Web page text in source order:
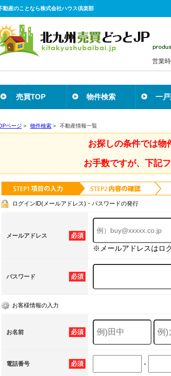
動産のことなら株式会社ハウス倶楽部
営業
売買TOP 物件検索 一
ページ > 物件検索 > 不動産情報一覧
お探しの条件では物
お手数ですが、下記
ログインID(メールアドレス)・パスワードの発行
必須
メールアドレス
※メールアドレスはロ
必須
パスワード
お客様情報の入力
必須
お名前
必須
電話番号 -